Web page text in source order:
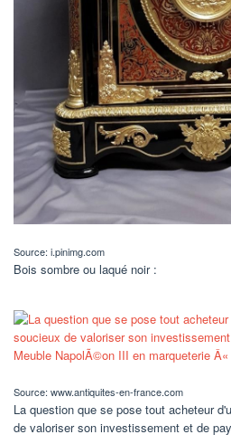
Source: i.pinimg.com
Bois sombre ou laqué noir :
Source: www.antiquites-en-france.com
La question que se pose tout acheteur
de valoriser son investissement et de